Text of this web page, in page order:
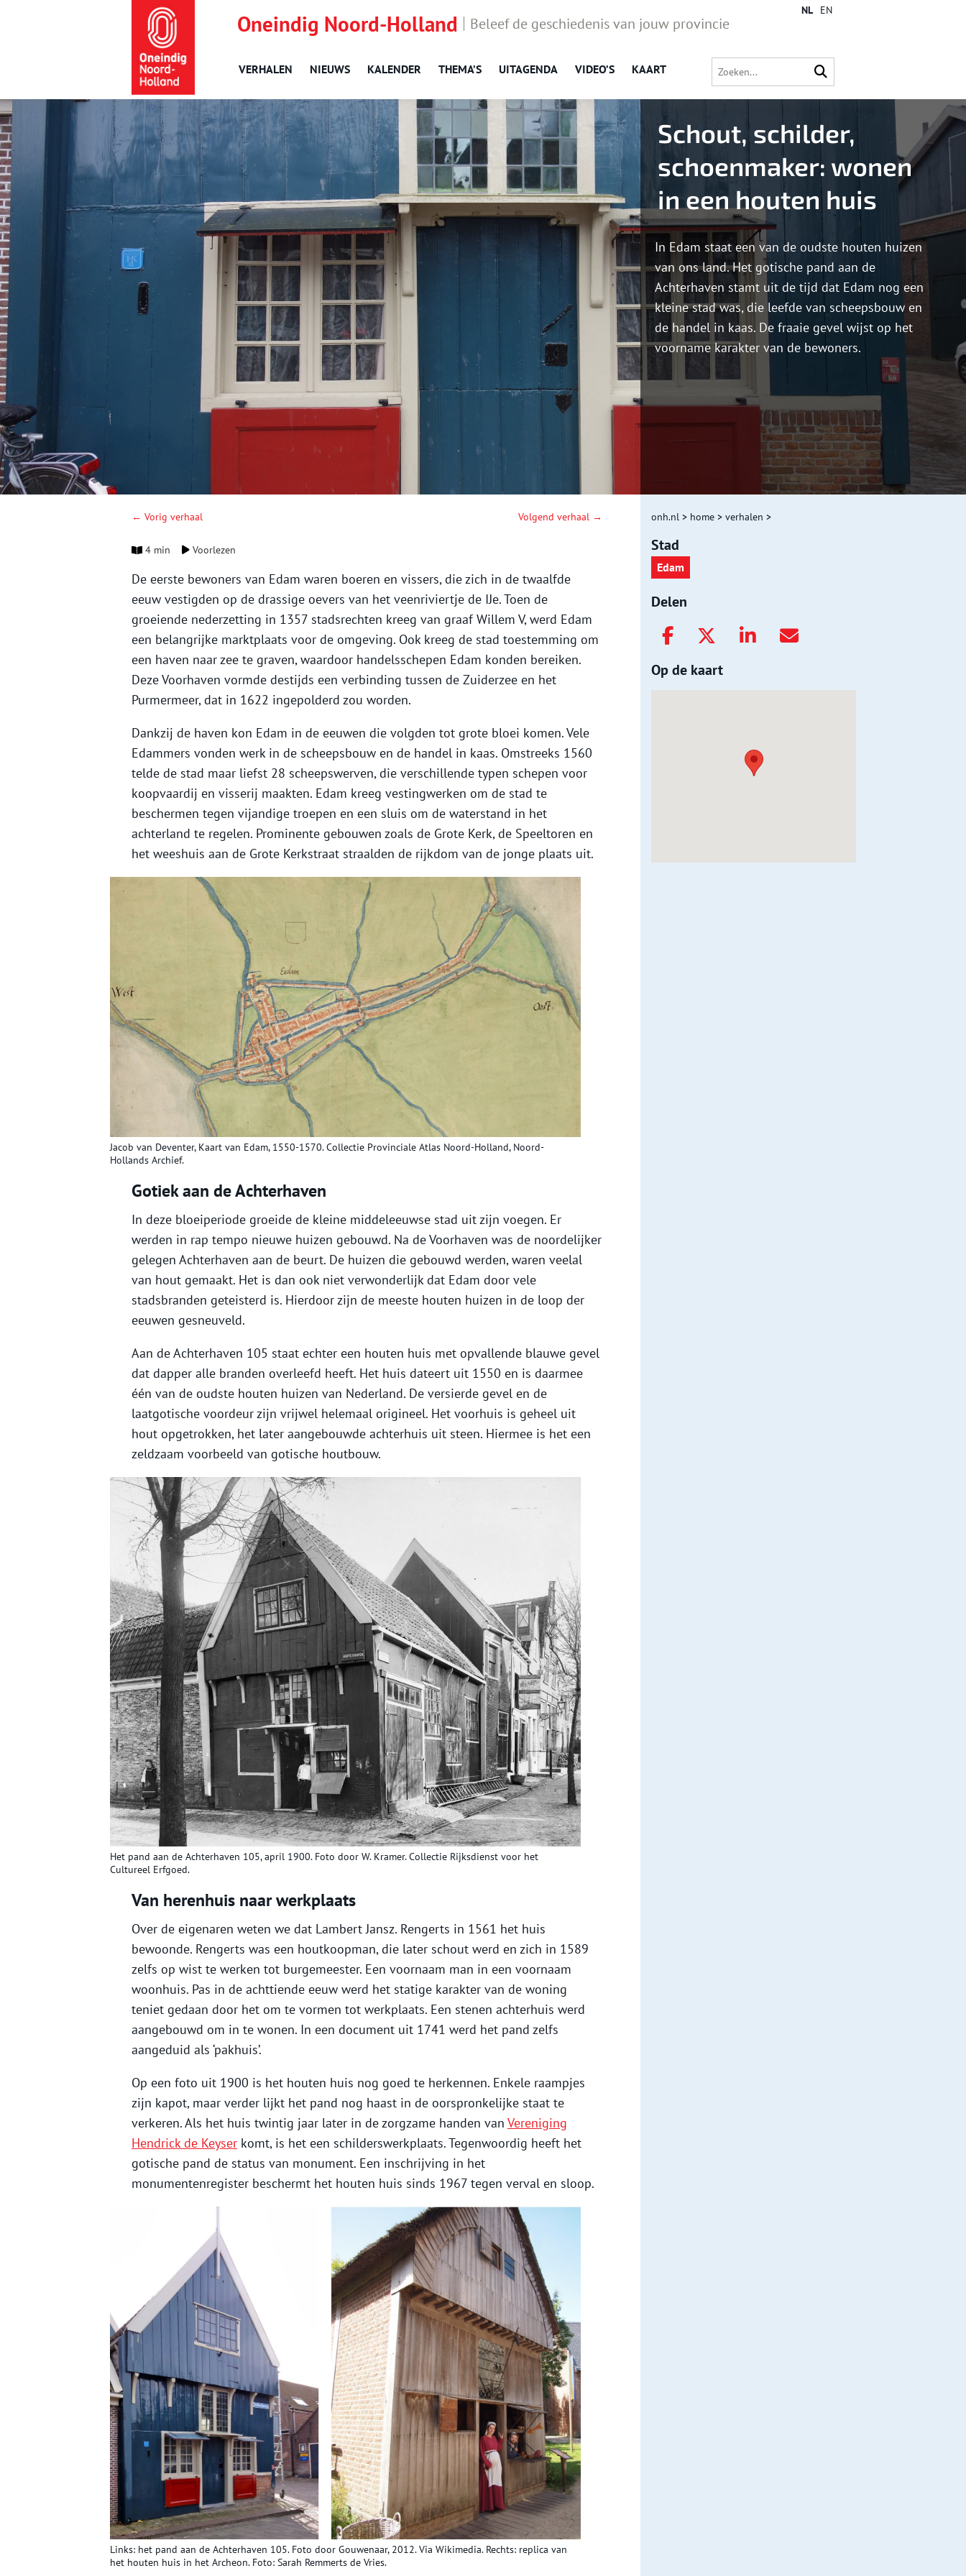
Oneindig Noord-Holland Beleef de geschiedenis van jouw provincie
VERHALEN NIEUWS KALENDER THEMA’S UITAGENDA VIDEO’S KAART
NL EN
Schout, schilder,
schoenmaker: wonen
in een houten huis
In Edam staat een van de oudste houten huizen
van ons land. Het gotische pand aan de
Achterhaven stamt uit de tijd dat Edam nog een
kleine stad was, die leefde van scheepsbouw en
de handel in kaas. De fraaie gevel wijst op het
voorname karakter van de bewoners.
← Vorig verhaal Volgend verhaal →
4 min Voorlezen
De eerste bewoners van Edam waren boeren en vissers, die zich in de twaalfde
eeuw vestigden op de drassige oevers van het veenriviertje de IJe. Toen de
groeiende nederzetting in 1357 stadsrechten kreeg van graaf Willem V, werd Edam
een belangrijke marktplaats voor de omgeving. Ook kreeg de stad toestemming om
een haven naar zee te graven, waardoor handelsschepen Edam konden bereiken.
Deze Voorhaven vormde destijds een verbinding tussen de Zuiderzee en het
Purmermeer, dat in 1622 ingepolderd zou worden.
Dankzij de haven kon Edam in de eeuwen die volgden tot grote bloei komen. Vele
Edammers vonden werk in de scheepsbouw en de handel in kaas. Omstreeks 1560
telde de stad maar liefst 28 scheepswerven, die verschillende typen schepen voor
koopvaardij en visserij maakten. Edam kreeg vestingwerken om de stad te
beschermen tegen vijandige troepen en een sluis om de waterstand in het
achterland te regelen. Prominente gebouwen zoals de Grote Kerk, de Speeltoren en
het weeshuis aan de Grote Kerkstraat straalden de rijkdom van de jonge plaats uit.
Jacob van Deventer, Kaart van Edam, 1550-1570. Collectie Provinciale Atlas Noord-Holland, Noord-
Hollands Archief.
Gotiek aan de Achterhaven
In deze bloeiperiode groeide de kleine middeleeuwse stad uit zijn voegen. Er
werden in rap tempo nieuwe huizen gebouwd. Na de Voorhaven was de noordelijker
gelegen Achterhaven aan de beurt. De huizen die gebouwd werden, waren veelal
van hout gemaakt. Het is dan ook niet verwonderlijk dat Edam door vele
stadsbranden geteisterd is. Hierdoor zijn de meeste houten huizen in de loop der
eeuwen gesneuveld.
Aan de Achterhaven 105 staat echter een houten huis met opvallende blauwe gevel
dat dapper alle branden overleefd heeft. Het huis dateert uit 1550 en is daarmee
één van de oudste houten huizen van Nederland. De versierde gevel en de
laatgotische voordeur zijn vrijwel helemaal origineel. Het voorhuis is geheel uit
hout opgetrokken, het later aangebouwde achterhuis uit steen. Hiermee is het een
zeldzaam voorbeeld van gotische houtbouw.
Het pand aan de Achterhaven 105, april 1900. Foto door W. Kramer. Collectie Rijksdienst voor het
Cultureel Erfgoed.
Van herenhuis naar werkplaats
Over de eigenaren weten we dat Lambert Jansz. Rengerts in 1561 het huis
bewoonde. Rengerts was een houtkoopman, die later schout werd en zich in 1589
zelfs op wist te werken tot burgemeester. Een voornaam man in een voornaam
woonhuis. Pas in de achttiende eeuw werd het statige karakter van de woning
teniet gedaan door het om te vormen tot werkplaats. Een stenen achterhuis werd
aangebouwd om in te wonen. In een document uit 1741 werd het pand zelfs
aangeduid als ‘pakhuis’.
Op een foto uit 1900 is het houten huis nog goed te herkennen. Enkele raampjes
zijn kapot, maar verder lijkt het pand nog haast in de oorspronkelijke staat te
verkeren. Als het huis twintig jaar later in de zorgzame handen van Vereniging
Hendrick de Keyser komt, is het een schilderswerkplaats. Tegenwoordig heeft het
gotische pand de status van monument. Een inschrijving in het
monumentenregister beschermt het houten huis sinds 1967 tegen verval en sloop.
Links: het pand aan de Achterhaven 105. Foto door Gouwenaar, 2012. Via Wikimedia. Rechts: replica van
het houten huis in het Archeon. Foto: Sarah Remmerts de Vries.
onh.nl > home > verhalen >
Stad
Edam
Delen
Op de kaart